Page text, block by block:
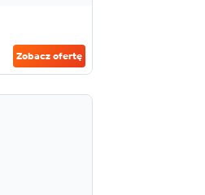
Zobacz ofertę